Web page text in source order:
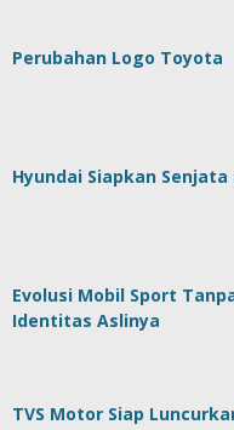
Perubahan Logo Toyota
Hyundai Siapkan
Evolusi Mobil Sport
Identitas Aslinya
TVS Motor Siap